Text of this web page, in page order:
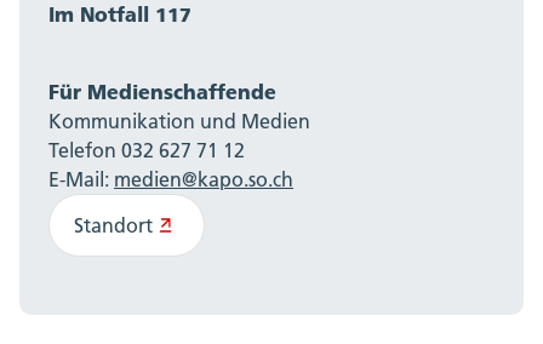
Im Notfall 117
Für Medienschaffende
Kommunikation und Medien
Telefon 032 627 71 12
E-Mail: medien@kapo.so.ch
Standort